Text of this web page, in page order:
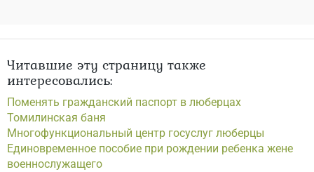
Читавшие эту страницу также
интересовались:
Поменять гражданский паспорт в люберцах
Томилинская баня
Многофункциональный центр госуслуг люберцы
Единовременное пособие при рождении ребенка жене
военнослужащего